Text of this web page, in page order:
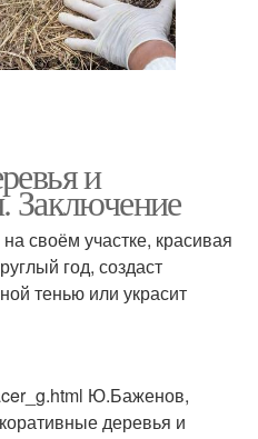
и
Заключение
своём участке, красивая
год, создаст
тенью или украсит
Ю.Баженов,
деревья и